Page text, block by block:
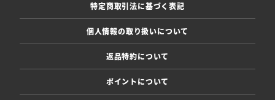
特定商取引法に基づく表記
個人情報の取り扱いについて
返品特約について
ポイントについて